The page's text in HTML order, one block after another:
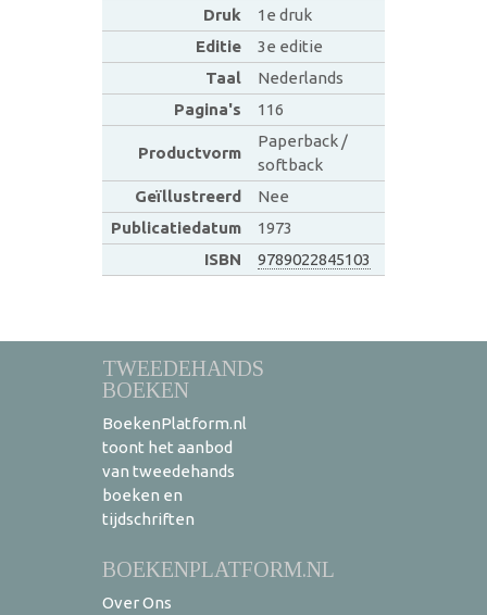
Druk
1e druk
Editie
3e editie
Taal
Nederlands
Pagina's
116
Productvorm
Paperback /
softback
Geïllustreerd
Nee
Publicatiedatum
1973
ISBN
9789022845103
TWEEDEHANDS
BOEKEN
BoekenPlatform.nl
toont het aanbod
van tweedehands
boeken en
tijdschriften
BOEKENPLATFORM.NL
Over Ons